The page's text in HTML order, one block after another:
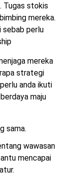
Tugas stokis
mereka.
sebab perlu
mereka
strategi
anda ikuti
maju
sama.
wawasan
mencapai